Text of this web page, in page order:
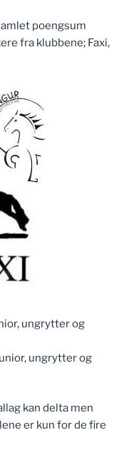
poengsum
fra klubbene; Faxi,
ungrytter og
ungrytter og
kan delta men
er kun for de fire